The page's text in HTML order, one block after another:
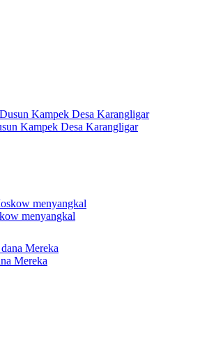
Kampek Desa Karangligar
menyangkal
Mereka